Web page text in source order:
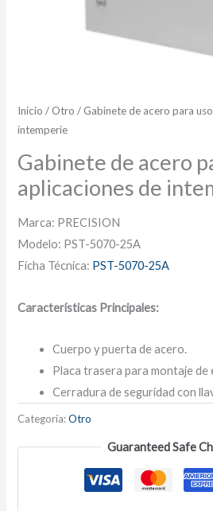
Inicio / Otro / Gabinete de acero para
intemperie
Gabinete de acero
aplicaciones de
Marca: PRECISION
Modelo: PST-5070-25A
Ficha Técnica: PST-5070-25A
Características Principales:
Cuerpo y puerta de acero.
Placa trasera para montaje de
Cerradura de seguridad con
Categoría:Otro
Guaranteed Safe